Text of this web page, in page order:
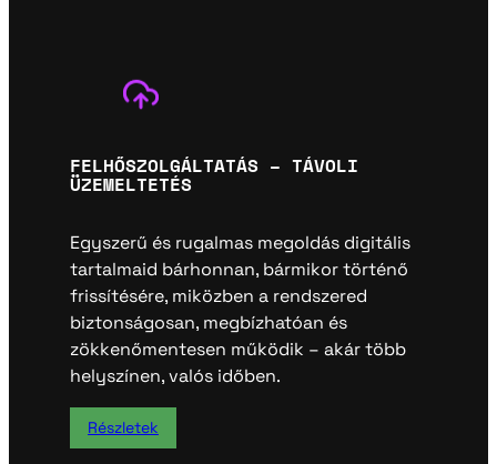
FELHŐSZOLGÁLTATÁS – TÁVOLI
ÜZEMELTETÉS
Egyszerű és rugalmas megoldás digitális
tartalmaid bárhonnan, bármikor történő
frissítésére, miközben a rendszered
biztonságosan, megbízhatóan és
zökkenőmentesen működik – akár több
helyszínen, valós időben.
Részletek